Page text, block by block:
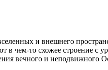
и внешнего
чем-то схожее строение с
вечного и неподвижного